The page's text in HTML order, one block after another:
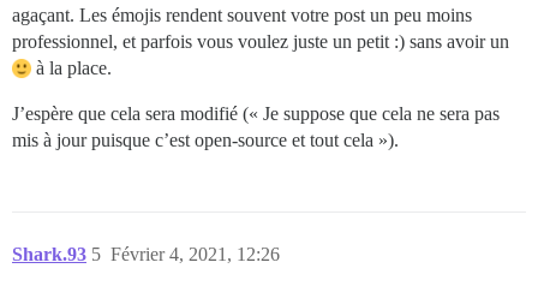
agaçant. Les émojis rendent souvent votre post un peu moins
professionnel, et parfois vous voulez juste un petit :) sans avoir un
à la place.
J’espère que cela sera modifié (« Je suppose que cela ne sera pas
mis à jour puisque c’est open-source et tout cela »).
Shark.93 Février 4, 2021, 12:26
5